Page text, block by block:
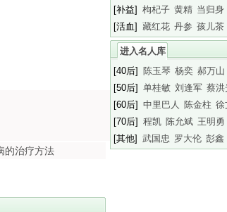
的治疗方法
[补益] 枸杞子 黄精 当归身
[活血] 藏红花 丹参 孩儿茶
进入名人库
[40后]
陈玉琴 杨奕 郝万山
[50后] 单桂敏 刘逢军 蔡洪
[60后] 中里巴人 陈金柱 徐
[70后] 程凯 陈允斌 王明勇
[其他] 武国忠 罗大伦 彭鑫